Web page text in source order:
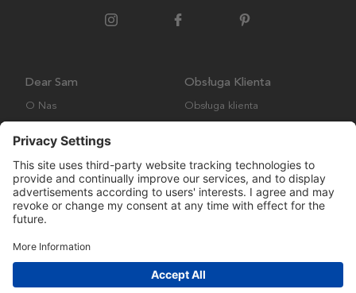
Dear Sam
O Nas
Obsługa Klienta
Obsługa klienta
Wysyłka i Dostawa